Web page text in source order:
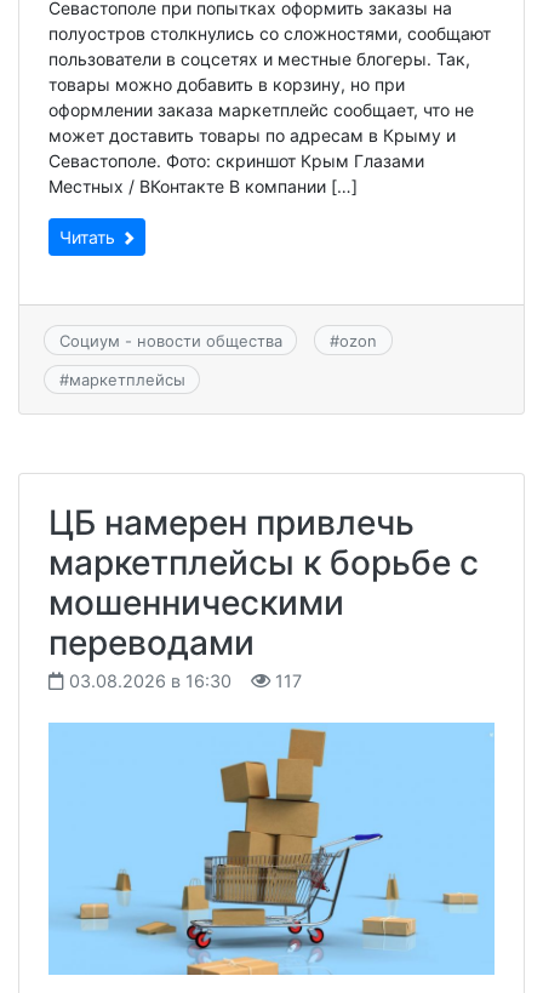
Севастополе при попытках оформить заказы на
полуостров столкнулись со сложностями, сообщают
пользователи в соцсетях и местные блогеры. Так,
товары можно добавить в корзину, но при
оформлении заказа маркетплейс сообщает, что не
может доставить товары по адресам в Крыму и
Севастополе. Фото: скриншот Крым Глазами
Местных / ВКонтакте В компании […]
Читать
Социум - новости общества #ozon
#маркетплейсы
ЦБ намерен привлечь
маркетплейсы к борьбе с
мошенническими
переводами
03.08.2026 в 16:30 117